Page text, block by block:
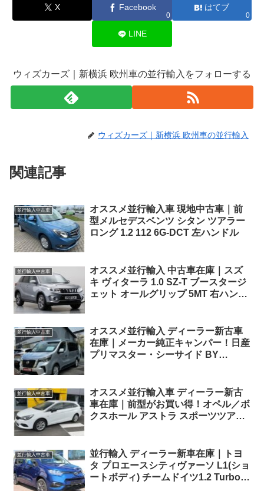
X Facebook
0
はてブ
0
LINE
ウィズカーズ｜新横浜 欧州車の並行輸入をフォローする
ウィズカーズ｜新横浜 欧州車の並行輸入
関連記事
並行輸入中古車
オススメ並行輸入車 現地中古車｜前
型メルセデスベンツ シタン ツアラー
ロング 1.2 112 6G-DCT 左ハンドル
並行輸入中古車
オススメ並行輸入 中古車在庫｜スズ
キ ヴィターラ 1.0 SZ-T ブースタージ
ェット オールグリップ 5MT 右ハンド
並行輸入中古車
オススメ並行輸入 ディーラー新古車
在庫｜メーカー純正キャンパー！日産
プリマスター・シーサイド BY
並行輸入中古車
オススメ並行輸入車 ディーラー新古
車在庫｜前型がお買い得！オペル／ボ
クスホール アストラ スポーツツアラ
並行輸入中古車
並行輸入 ディーラー新車在庫｜トヨ
タ プロエースシティヴァーソ L1(ショ
ートボディ) チームドイツ1.2 Turbo